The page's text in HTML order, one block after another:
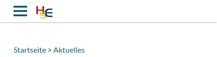
InhaltStartseite Aktuelles